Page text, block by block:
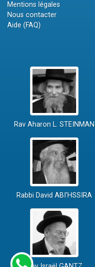
Mentions légales
Nous contacter
Aide (FAQ)
Rav Aharon L. STEINMAN
Rabbi David ABI'HSSIRA